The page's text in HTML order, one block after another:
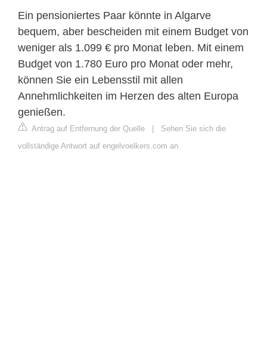
Ein pensioniertes Paar könnte in Algarve
bequem, aber bescheiden mit einem Budget von
weniger als 1.099 € pro Monat leben. Mit einem
Budget von 1.780 Euro pro Monat oder mehr,
können Sie ein Lebensstil mit allen
Annehmlichkeiten im Herzen des alten Europa
genießen.
Antrag auf Entfernung der Quelle | Sehen Sie sich die
vollständige Antwort auf engelvoelkers.com an